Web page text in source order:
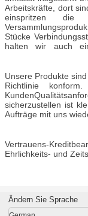
Arbeitskräfte, dort
einspritzen die
Stücke
halten wir auch
10 Tage liefern.
Unsere Produkte
Richtlinie
sicherzustellen ist
Aufträge mit uns
Vertrauens-
Ehrlichkeits- und
Ändern Sie Sprache